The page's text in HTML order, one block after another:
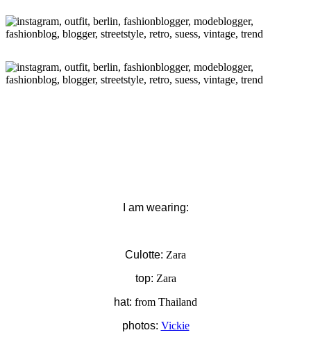
I am wearing:
Culotte: Zara
top: Zara
hat: from Thailand
photos: Vickie